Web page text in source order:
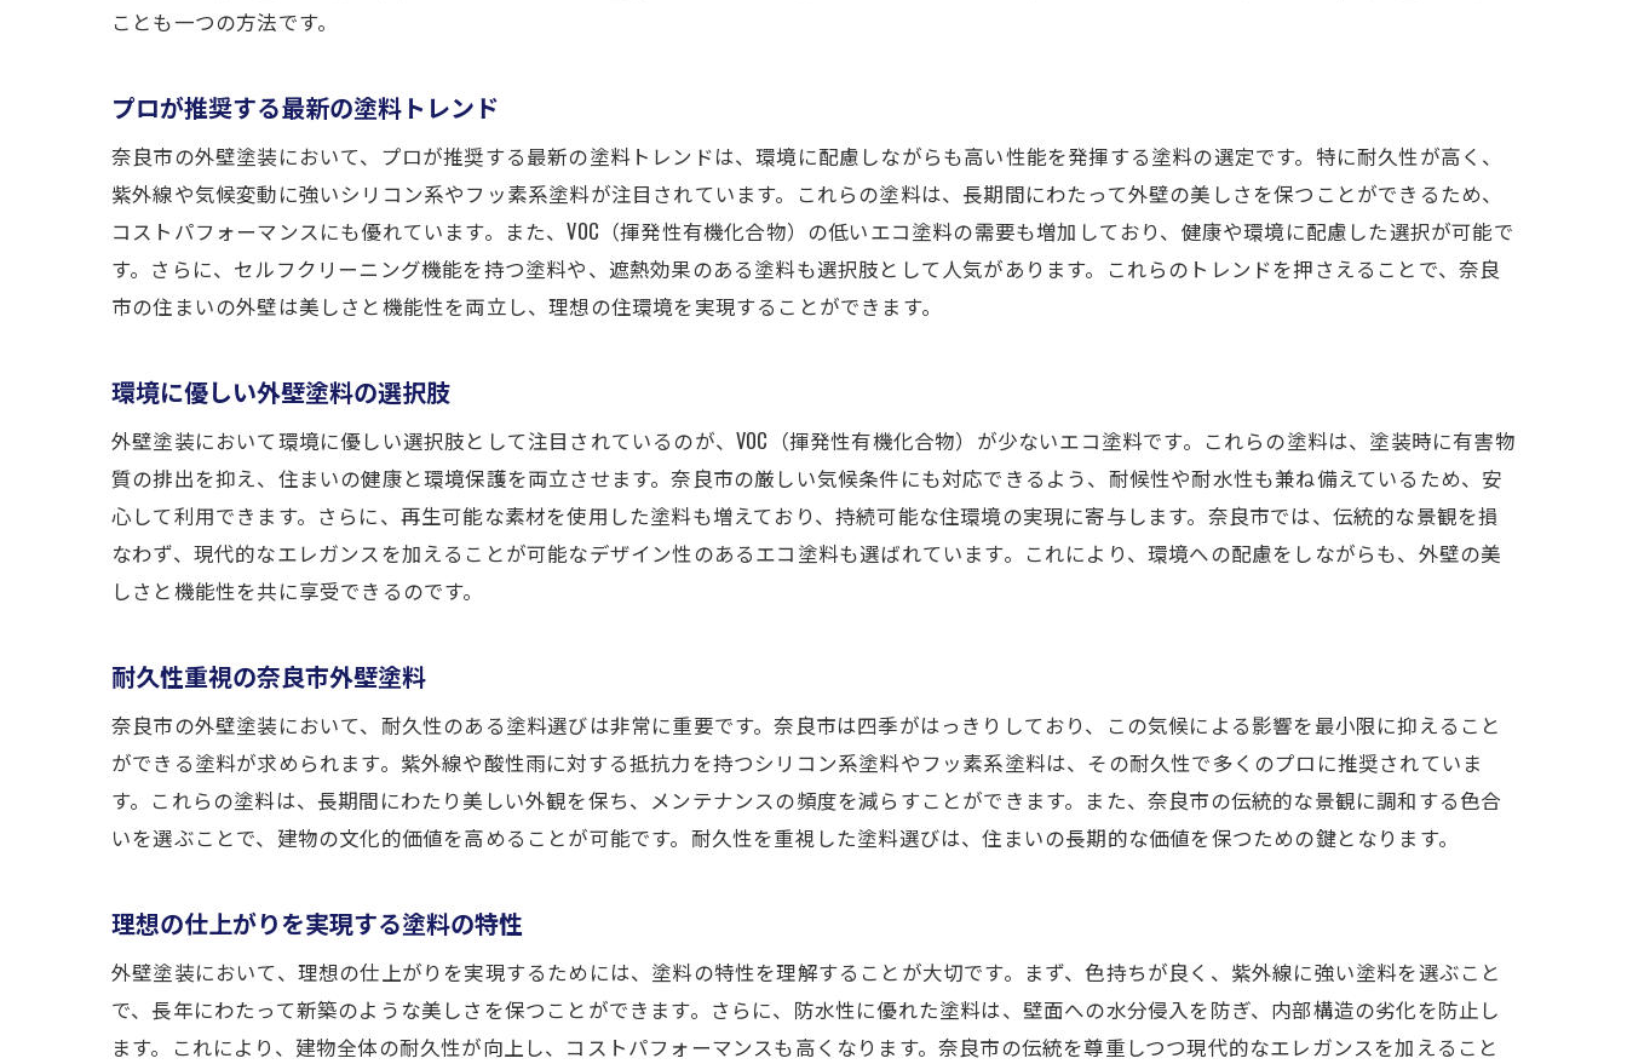
伝統美を活かす外壁カラー選び
現代的デザインと調和する外壁塗装
古都奈良に似合うモダンな外観作り
伝統と革新を織り交ぜた塗装技法
外壁塗装で住まいの価値を高めるプロのアプローチ
資産価値を上げる外壁塗装のポイント
リノベーションで実現する美しい外観
プロがアドバイスする価値向上の秘策
奈良市の気候に最適な外壁塗装の秘訣を解説
湿気と高温に強い塗装の選び方
四季の移り変わりに耐える塗料の特性
奈良市の風土に適した施工方法
環境に配慮した外壁塗装の実例
外壁塗装のプロが語る美しい仕上がりの条件
ことも一つの方法です。
プロが推奨する最新の塗料トレンド
奈良市の外壁塗装において、プロが推奨する最新の塗料トレンドは、環境に配慮しながらも高い性能を発揮する塗料の選定です。特に耐久性が高く、
紫外線や気候変動に強いシリコン系やフッ素系塗料が注目されています。これらの塗料は、長期間にわたって外壁の美しさを保つことができるため、
コストパフォーマンスにも優れています。また、VOC（揮発性有機化合物）の低いエコ塗料の需要も増加しており、健康や環境に配慮した選択が可能で
す。さらに、セルフクリーニング機能を持つ塗料や、遮熱効果のある塗料も選択肢として人気があります。これらのトレンドを押さえることで、奈良
市の住まいの外壁は美しさと機能性を両立し、理想の住環境を実現することができます。
環境に優しい外壁塗料の選択肢
外壁塗装において環境に優しい選択肢として注目されているのが、VOC（揮発性有機化合物）が少ないエコ塗料です。これらの塗料は、塗装時に有害物
質の排出を抑え、住まいの健康と環境保護を両立させます。奈良市の厳しい気候条件にも対応できるよう、耐候性や耐水性も兼ね備えているため、安
心して利用できます。さらに、再生可能な素材を使用した塗料も増えており、持続可能な住環境の実現に寄与します。奈良市では、伝統的な景観を損
なわず、現代的なエレガンスを加えることが可能なデザイン性のあるエコ塗料も選ばれています。これにより、環境への配慮をしながらも、外壁の美
しさと機能性を共に享受できるのです。
耐久性重視の奈良市外壁塗料
奈良市の外壁塗装において、耐久性のある塗料選びは非常に重要です。奈良市は四季がはっきりしており、この気候による影響を最小限に抑えること
ができる塗料が求められます。紫外線や酸性雨に対する抵抗力を持つシリコン系塗料やフッ素系塗料は、その耐久性で多くのプロに推奨されていま
す。これらの塗料は、長期間にわたり美しい外観を保ち、メンテナンスの頻度を減らすことができます。また、奈良市の伝統的な景観に調和する色合
いを選ぶことで、建物の文化的価値を高めることが可能です。耐久性を重視した塗料選びは、住まいの長期的な価値を保つための鍵となります。
理想の仕上がりを実現する塗料の特性
外壁塗装において、理想の仕上がりを実現するためには、塗料の特性を理解することが大切です。まず、色持ちが良く、紫外線に強い塗料を選ぶこと
で、長年にわたって新築のような美しさを保つことができます。さらに、防水性に優れた塗料は、壁面への水分侵入を防ぎ、内部構造の劣化を防止し
ます。これにより、建物全体の耐久性が向上し、コストパフォーマンスも高くなります。奈良市の伝統を尊重しつつ現代的なエレガンスを加えること